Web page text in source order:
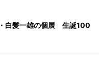
白髪一雄の個展 生誕100